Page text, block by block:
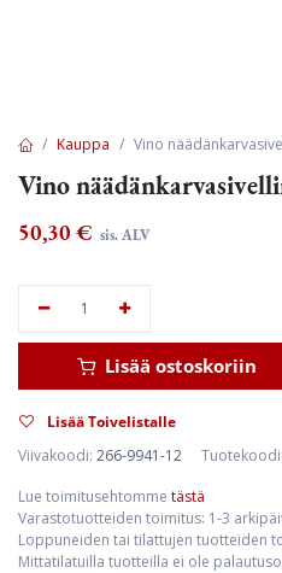
Kauppa Vino
Vino
50,30 € sis. ALV
Lisää ostoskoriin
Lisää Toivelistalle
Viivakoodi: 266-9941-12 Tuotekoodi:
Lue toimitusehtomme tästä
Varastotuotteiden toimitus: 1-3
Loppuneiden tai tilattujen tuotteiden
Mittatilatuilla tuotteilla ei ole